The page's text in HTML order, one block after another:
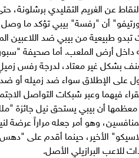
عن الغريم التقليدي برشلونة،
"موندو ديبورتيفو" أن "رفسة" بيبي تؤكد ما
طبيعية من بيبي ضد اللاعبين
داخل أرض الملعب. أما صحيفة
بشكل غير معتاد، لدرجة رفس
على الإطلاق سواء ضد زميله أو
فيهما وعبر شبكات التواصل
معظمها أن بيبي يستحق نيل
وهو أمر جعله مراراً عرضة
الأخير، حينما أقدم على
للاعب البرازيلي الأصل.